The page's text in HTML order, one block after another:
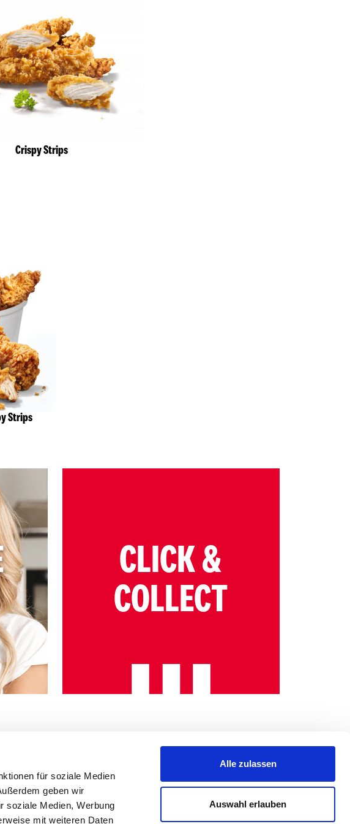
für soziale Medien
geben wir
soziale Medien, Werbung
mit weiteren Daten
Alle zulassen
Auswahl erlauben
Crispy Strips
Strips
CLICK &
COLLECT